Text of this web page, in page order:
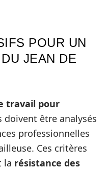
POUR UN
JEAN DE
travail pour
doivent être analysés
professionnelles
Ces critères
la résistance des